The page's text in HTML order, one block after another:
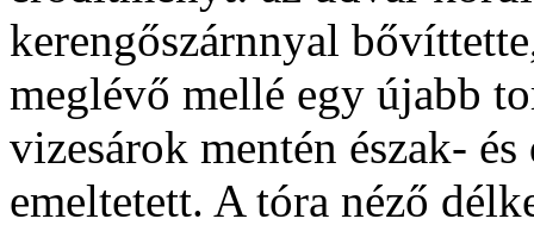
kerengőszárnnyal
meglévő mellé egy újabb
vizesárok mentén észak-
emeltetett. A tóra néző